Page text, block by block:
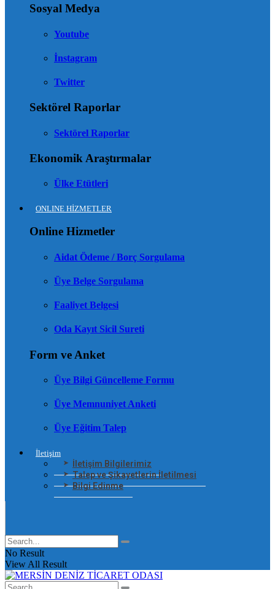
Sosyal Medya
Youtube
İnstagram
Twitter
Sektörel Raporlar
Sektörel Raporlar
Ekonomik Araştırmalar
Ülke Etütleri
ONLINE HİZMETLER
Online Hizmetler
Aidat Ödeme / Borç Sorgulama
Üye Belge Sorgulama
Faaliyet Belgesi
Oda Kayıt Sicil Sureti
Form ve Anket
Üye Bilgi Güncelleme Formu
Üye Memnuniyet Anketi
Üye Eğitim Talep
İletişim
İletişim Bilgilerimiz
Talep ve Şikayetlerin İletilmesi
Bilgi Edinme
No Result
View All Result